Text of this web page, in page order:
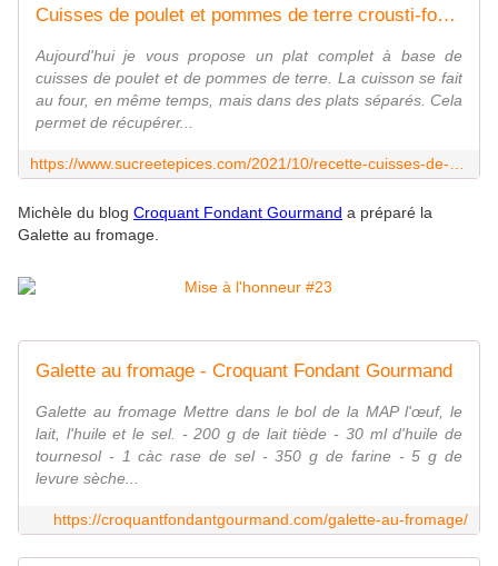
Cuisses de poulet et pommes de terre crousti-fondantes - Recette en vidéo - www.sucreetepices.com
Aujourd'hui je vous propose un plat complet à base de
cuisses de poulet et de pommes de terre. La cuisson se fait
au four, en même temps, mais dans des plats séparés. Cela
permet de récupérer...
Michèle du blog Croquant Fondant Gourmand a préparé la
Galette au fromage.
Galette au fromage - Croquant Fondant Gourmand
Galette au fromage Mettre dans le bol de la MAP l'œuf, le
lait, l'huile et le sel. - 200 g de lait tiède - 30 ml d'huile de
tournesol - 1 càc rase de sel - 350 g de farine - 5 g de
levure sèche...
https://croquantfondantgourmand.com/galette-au-fromage/